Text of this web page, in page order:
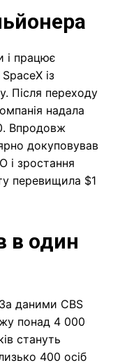
і працює
із
Після переходу
надала
Впродовж
докуповував
і зростання
перевищила $1
в один
даними CBS
понад 4 000
стануть
400 осіб